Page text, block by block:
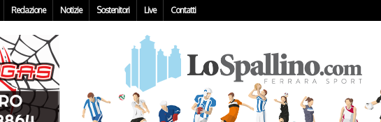
Redazione Notizie Sostenitori Live Contatti